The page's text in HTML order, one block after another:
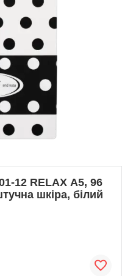
12 RELAX А5, 96
шкіра, білий